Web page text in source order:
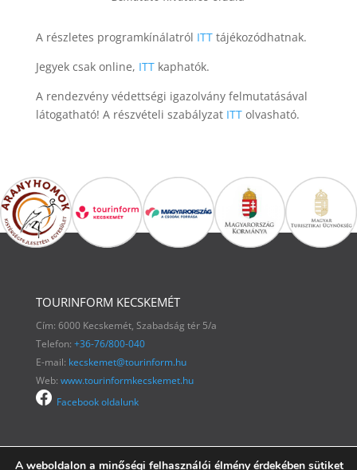
A részletes programkínálatról ITTtájékozódhatnak.
Jegyek csak online, ITTkaphatók.
A rendezvény védettségi igazolvány felmutatásával
látogatható! A részvételi szabályzat ITTolvasható.
TOURINFORM KECSKEMÉT
Cím: 6000 Kecskemét, Szabadság tér 5/a
Telefon: +36-76/800-040
E-mail: kecskemet@tourinform.hu
Web: www.tourinformkecskemet.hu
Facebook oldalunk
A weboldalon a minőségi felhasználói élmény érdekében sütiket